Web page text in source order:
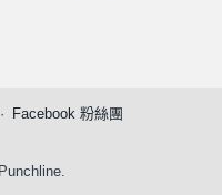
Facebook 粉絲團